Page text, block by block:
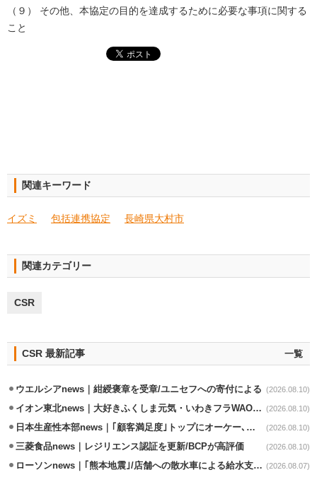
（９） その他、本協定の目的を達成するために必要な事項に関する
こと
関連キーワード
イズミ 包括連携協定 長崎県大村市
関連カテゴリー
CSR
CSR 最新記事 一覧
ウエルシアnews｜紺綬褒章を受章/ユニセフへの寄付による (2026.08.10)
イオン東北news｜大好きふくしま元気・いわきフラWAONの利用金額一部寄付 (2026.08.10)
日本生産性本部news｜｢顧客満足度｣トップにオーケー､コスモス薬品など選出 (2026.08.10)
三菱食品news｜レジリエンス認証を更新/BCPが高評価 (2026.08.10)
ローソンnews｜｢熊本地震｣/店舗への散水車による給水支援を開始 (2026.08.07)